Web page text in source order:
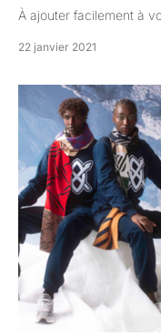
À ajouter facilement à
22 janvier 2021